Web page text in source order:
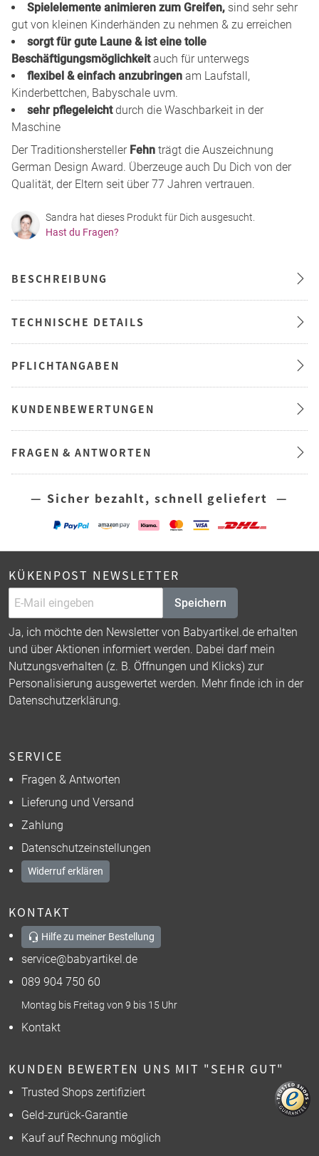
Spielelemente animieren zum Greifen, sind sehr sehr
gut von kleinen Kinderhänden zu nehmen & zu erreichen
sorgt für gute Laune & ist eine tolle
Beschäftigungsmöglichkeitauch für unterwegs
flexibel & einfach anzubringen am Laufstall,
Kinderbettchen, Babyschale uvm.
sehr pflegeleichtdurch die Waschbarkeit in der
Maschine
Der Traditionshersteller Fehn trägt die Auszeichnung
German Design Award. Überzeuge auch Du Dich von der
Qualität, der Eltern seit über 77 Jahren vertrauen.
Sandra hat dieses Produkt für Dich ausgesucht.
Hast du Fragen?
BESCHREIBUNG
TECHNISCHE DETAILS
PFLICHTANGABEN
KUNDENBEWERTUNGEN
FRAGEN & ANTWORTEN
— Sicher bezahlt, schnell geliefert —
KÜKENPOST NEWSLETTER
Speichern
Ja, ich möchte den Newsletter von Babyartikel.de erhalten
und über Aktionen informiert werden. Dabei darf mein
Nutzungsverhalten (z. B. Öffnungen und Klicks) zur
Personalisierung ausgewertet werden. Mehr finde ich in der
Datenschutzerklärung.
SERVICE
Fragen & Antworten
Lieferung und Versand
Zahlung
Datenschutzeinstellungen
Widerruf erklären
KONTAKT
Hilfe zu meiner Bestellung
service@babyartikel.de
089 904 750 60
Montag bis Freitag von 9 bis 15 Uhr
Kontakt
KUNDEN BEWERTEN UNS MIT "SEHR GUT"
Trusted Shops zertifiziert
Geld-zurück-Garantie
Kauf auf Rechnung möglich